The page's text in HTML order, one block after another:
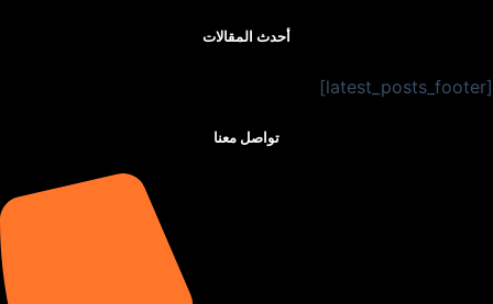
أحدث المقالات
[latest_posts_footer]
تواصل معنا